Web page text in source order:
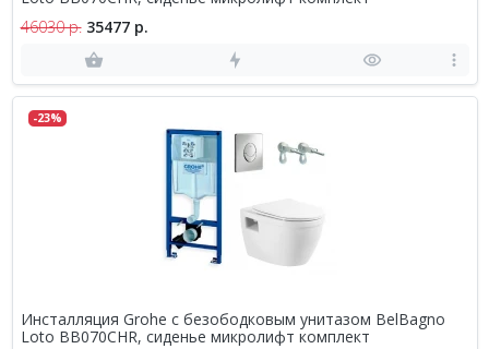
46030 р. 35477 р.
-23%
Инсталляция Grohe с безободковым унитазом BelBagno
Loto BB070CHR, сиденье микролифт комплект